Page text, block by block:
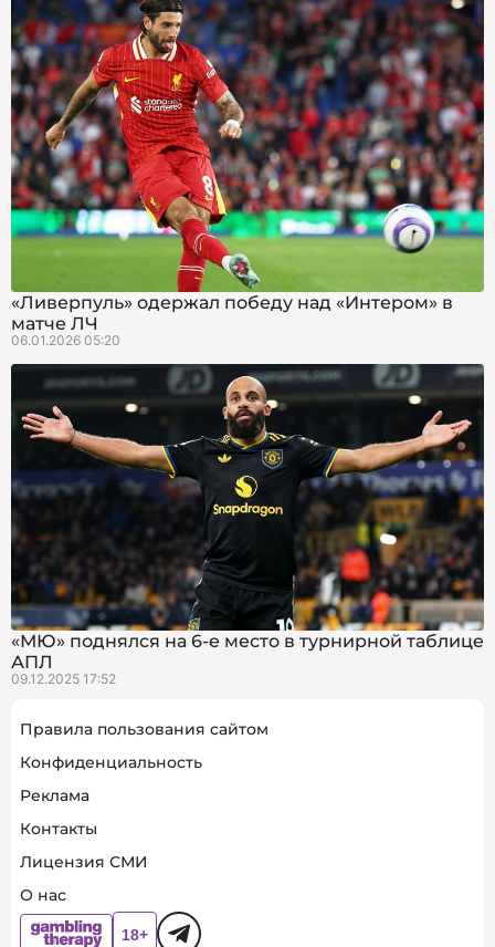
«Ливерпуль» одержал победу над «Интером» в
матче ЛЧ
06.01.2026 05:20
«МЮ» поднялся на 6-е место в турнирной таблице
АПЛ
09.12.2025 17:52
Правила пользования сайтом
Конфиденциальность
Реклама
Контакты
Лицензия СМИ
О нас